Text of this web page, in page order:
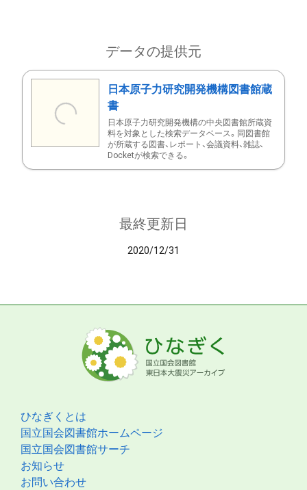
データの提供元
日本原子力研究開発機構図書館蔵
書
日本原子力研究開発機構の中央図書館所蔵資
料を対象とした検索データベース。同図書館
が所蔵する図書、レポート、会議資料、雑誌、
Docketが検索できる。
最終更新日
2020/12/31
ひなぎくとは
国立国会図書館ホームページ
国立国会図書館サーチ
お知らせ
お問い合わせ